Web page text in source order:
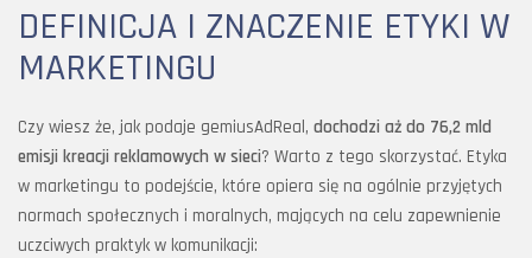
DEFINICJA I ZNACZENIE ETYKI W
MARKETINGU
Czy wiesz że, jak podaje gemiusAdReal, dochodzi aż do 76,2 mld
emisji kreacji reklamowych w sieci? Warto z tego skorzystać. Etyka
w marketingu to podejście, które opiera się na ogólnie przyjętych
normach społecznych i moralnych, mających na celu zapewnienie
uczciwych praktyk w komunikacji: